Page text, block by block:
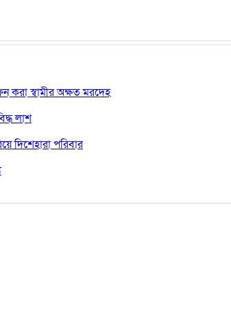
করা স্বামীর অক্ষত মরদেহ
লাশ
দিশেহারা পরিবার